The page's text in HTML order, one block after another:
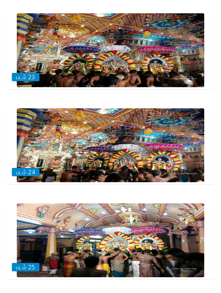
படம் 23
படம் 24
படம் 25